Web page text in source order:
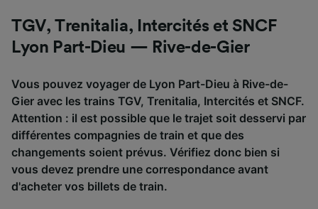
TGV, Trenitalia, Intercités et SNCF
Lyon Part-Dieu — Rive-de-Gier
Vous pouvez voyager de Lyon Part-Dieu à Rive-de-
Gier avec les trains TGV, Trenitalia, Intercités et SNCF.
Attention : il est possible que le trajet soit desservi par
différentes compagnies de train et que des
changements soient prévus. Vérifiez donc bien si
vous devez prendre une correspondance avant
d'acheter vos billets de train.